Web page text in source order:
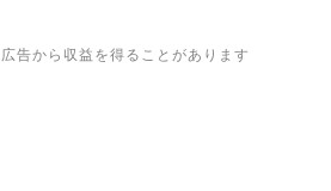
告から収益を得ることがあります